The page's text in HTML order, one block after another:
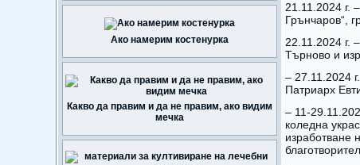
Ако намерим костенурка
Какво да правим и да не правим, ако видим
мечка
21.11.2024 г.
Грънчаров“,
22.11.2024 г.
Търново и
– 27.11.2024
Патриарх
– 11-
коледна
изработване